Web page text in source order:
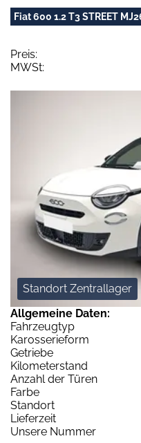
Fiat 600 1.2 T3 STREET
Preis:
MWSt:
Standort Zentrallager
Allgemeine Daten:
Fahrzeugtyp
Karosserieform
Getriebe
Kilometerstand
Anzahl der Türen
Farbe
Standort
Lieferzeit
Unsere Nummer